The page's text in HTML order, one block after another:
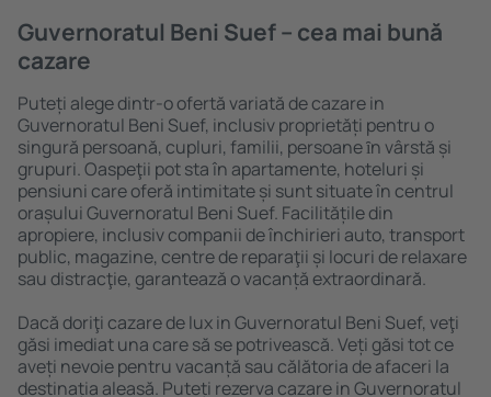
Guvernoratul Beni Suef – cea mai bună
cazare
Puteți alege dintr-o ofertă variată de cazare in
Guvernoratul Beni Suef, inclusiv proprietăți pentru o
singură persoană, cupluri, familii, persoane ȋn vârstă și
grupuri. Oaspeţii pot sta în apartamente, hoteluri și
pensiuni care oferă intimitate și sunt situate în centrul
orașului Guvernoratul Beni Suef. Facilitățile din
apropiere, inclusiv companii de închirieri auto, transport
public, magazine, centre de reparaţii și locuri de relaxare
sau distracţie, garantează o vacanță extraordinară.
Dacă doriţi cazare de lux in Guvernoratul Beni Suef, veţi
găsi imediat una care să se potrivească. Veți găsi tot ce
aveți nevoie pentru vacanță sau călătoria de afaceri la
destinația aleasă. Puteți rezerva cazare in Guvernoratul